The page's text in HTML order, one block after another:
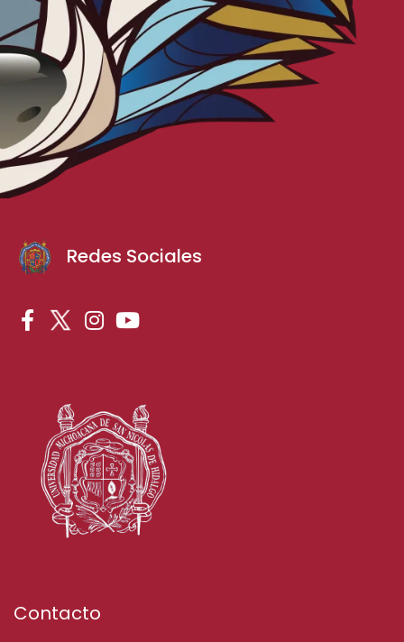
Redes Sociales
Contacto